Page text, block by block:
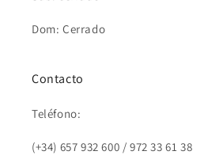
Dom: Cerrado
Contacto
Teléfono:
(+34) 657 932 600 / 972 33 61 38